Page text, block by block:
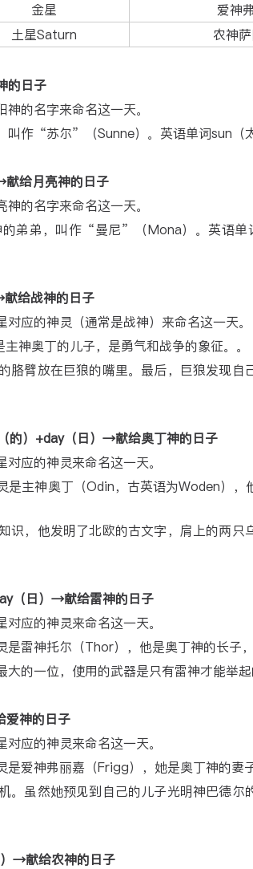
金星
爱神
土星Saturn
农神
的日子
的名字来命名这一天。
作“苏尔”（Sunne）。英语单词sun（
给月亮神的日子
的名字来命名这一天。
弟弟，叫作“曼尼”（Mona）。英语单
给战神的日子
应的神灵（通常是战神）来命名这一天。
神奥丁的儿子，是勇气和战争的象征。。
胳臂放在巨狼的嘴里。最后，巨狼发现自
的）+day（日）→献给奥丁神的日子
应的神灵来命名这一天。
是主神奥丁（Odin，古英语为Woden），
识，他发明了北欧的古文字，肩上的两
（日）→献给雷神的日子
应的神灵来命名这一天。
雷神托尔（Thor），他是奥丁神的长子，
大的一位，使用的武器是只有雷神才能举
神的日子
应的神灵来命名这一天。
爱神弗丽嘉（Frigg），她是奥丁神的妻
。虽然她预见到自己的儿子光明神巴德尔
→献给农神的日子